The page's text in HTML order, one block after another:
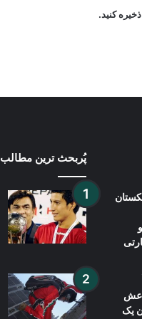
کنید.
یک
پُربحث ترین مطالب